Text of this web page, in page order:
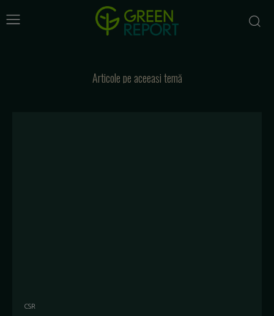
Articole pe aceeași temă
CSR